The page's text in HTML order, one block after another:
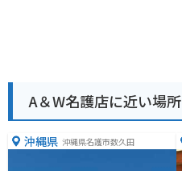
A＆W名護店に近い場所
沖縄県 沖縄県名護市数久田